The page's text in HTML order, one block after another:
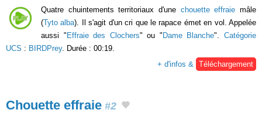
Quatre chuintements territoriaux d'une chouette effraie mâle
(Tyto alba). Il s'agit d'un cri que le rapace émet en vol. Appelée
aussi "Effraie des Clochers" ou "Dame Blanche".Catégorie
UCS : BIRDPrey. Durée : 00:19.
+ d'infos &
Téléchargement
Chouette effraie #2